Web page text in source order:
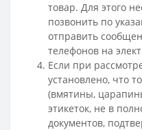
товар. Для этого
позвонить по
отправить
телефонов на
Если при
установлено, что
(вмятины,
этикеток, не в
документов,